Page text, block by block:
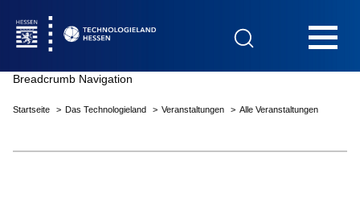
Breadcrumb Navigation
Startseite Das Technologieland Veranstaltungen Alle Veranstaltungen